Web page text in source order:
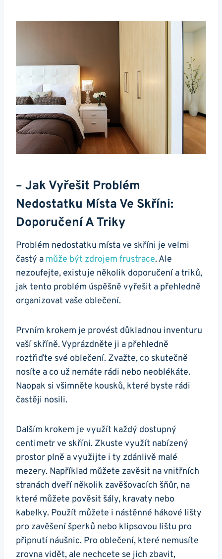
– Jak Vyřešit Problém
Nedostatku Místa Ve Skříni:
Doporučení A Triky
Problém nedostatku místa ve skříni je velmi
častý a může být zdrojem frustrace. Ale
nezoufejte, existuje několik doporučení a triků,
jak tento problém úspěšně vyřešit a přehledně
organizovat vaše oblečení.
Prvním krokem je provést důkladnou inventuru
vaší skříně. Vyprázdněte ji a přehledně
roztřiďte své oblečení. Zvažte, co skutečně
nosíte a co už nemáte rádi nebo neoblékáte.
Naopak si všimněte kousků, které byste rádi
častěji nosili.
Dalším krokem je využít každý dostupný
centimetr ve skříni. Zkuste využít nabízený
prostor plně a využijte i ty zdánlivě malé
mezery. Například můžete zavěsit na vnitřních
stranách dveří několik zavěšovacích šňůr, na
které můžete pověsit šály, kravaty nebo
kabelky. Použít můžete i nástěnné hákové lišty
pro zavěšení šperků nebo klipsovou lištu pro
připnutí náušnic. Pro oblečení, které nemusíte
zrovna vidět, ale nechcete se jich zbavit,